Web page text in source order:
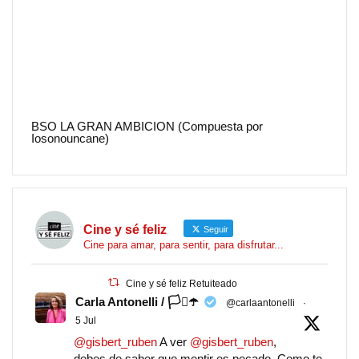
BSO LA GRAN AMBICION (Compuesta por
Iosonouncane)
Cine y sé feliz Seguir
Cine para amar, para sentir, para disfrutar...
Cine y sé feliz Retuiteado
Carla Antonelli / 🏳️‍⚧️☂️ @carlaantonelli
·
5 Jul
@gisbert_rubenA ver @gisbert_ruben,